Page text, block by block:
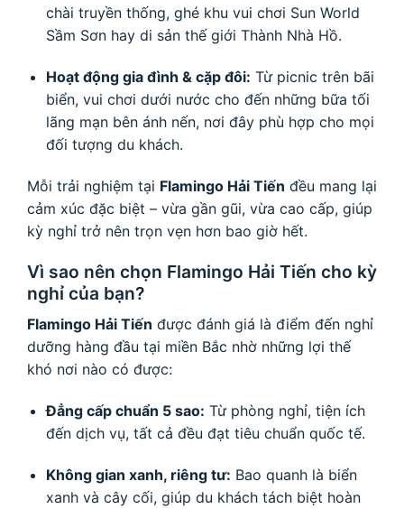
chài truyền thống, ghé khu vui chơi Sun World
Sầm Sơn hay di sản thế giới Thành Nhà Hồ.
Hoạt động gia đình & cặp đôi: Từ picnic trên bãi
biển, vui chơi dưới nước cho đến những bữa tối
lãng mạn bên ánh nến, nơi đây phù hợp cho mọi
đối tượng du khách.
Mỗi trải nghiệm tại Flamingo Hải Tiến đều mang lại
cảm xúc đặc biệt – vừa gần gũi, vừa cao cấp, giúp
kỳ nghỉ trở nên trọn vẹn hơn bao giờ hết.
Vì sao nên chọn Flamingo Hải Tiến cho kỳ
nghỉ của bạn?
Flamingo Hải Tiến được đánh giá là điểm đến nghỉ
dưỡng hàng đầu tại miền Bắc nhờ những lợi thế
khó nơi nào có được:
Đẳng cấp chuẩn 5 sao: Từ phòng nghỉ, tiện ích
đến dịch vụ, tất cả đều đạt tiêu chuẩn quốc tế.
Không gian xanh, riêng tư: Bao quanh là biển
xanh và cây cối, giúp du khách tách biệt hoàn